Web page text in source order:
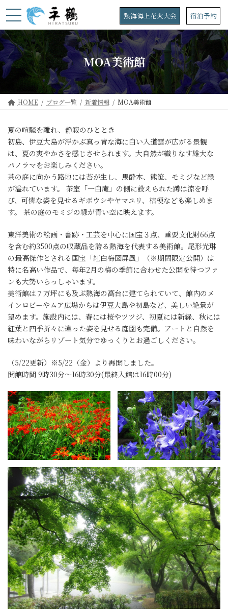
ン
ン
ツ
ス
キ
プ
ビ
ー
シ
ン
に
動
熱海海上花火大会 宿泊予約
MOA美術館
HOME ブログ一覧 新着情報 MOA美術館
夏の喧騒を離れ、静寂のひととき
初島、伊豆大島が浮かぶ真っ青な海に白い入道雲が広がる景観
は、夏の爽やかさを感じさせられます。大自然が織りなす雄大な
パノラマをお楽しみください。
茶の庭に向かう路地には苔が生し、馬酔木、熊笹、モミジなど緑
が溢れています。 茶室「一白庵」の側に設えられた蹲は涼を呼
び、可憐な姿を見せるギボウシやヤマユリ、桔梗なども楽しめま
す。 茶の庭のモミジの緑が青い空に映えます。
東洋美術の絵画・書跡・工芸を中心に国宝３点、重要文化財66点
を含む約3500点の収蔵品を誇る熱海を代表する美術館。尾形光琳
の最高傑作とされる国宝「紅白梅図屏風」（※期間限定公開）は
特に名高い作品で、毎年2月の梅の季節に合わせた公開を待つファ
ンも大勢いらっしゃいます。
美術館は７万坪にも及ぶ熱海の高台に建てられていて、館内のメ
インロビーやムア広場からは伊豆大島や初島など、美しい絶景が
望めます。施設内には、春には桜やツツジ、初夏には新緑、秋には
紅葉と四季折々に違った姿を見せる庭園も完備。アートと自然を
味わいながらリゾート気分でゆっくりとお過ごしください。
（5/22更新）※5/22（金）より再開しました。
開館時間 9時30分〜16時30分(最終入館は16時00分)